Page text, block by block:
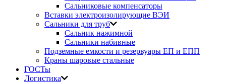
Сальниковые компенсаторы
Вставки электроизолирующие ВЭИ
Сальники для труб
Сальник нажимной
Сальники набивные
Подземные емкости и резервуары ЕП и ЕПП
Краны шаровые стальные
ГОСТы
Логистика